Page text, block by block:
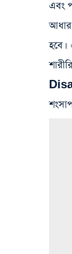
এবং
হবে।